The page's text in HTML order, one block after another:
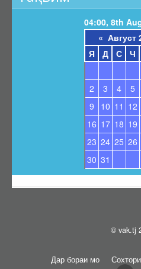
Барои унвонҷӯёни дараҷаҳои
Барои довталабони унвонҳои
Саволҳои маъмул
Маълумоти умумӣ
Эълонҳо оид ба ҳимояи
Қабули эълони ҳимоя
СОМОНАИ НАВ
04:00, 8th
« Август
Я
Д С Ч
2
3 4 5
9
10 11 12
16 17 18 19
23 24 25 26
30 31
© vak.tj
Дар бораи мо